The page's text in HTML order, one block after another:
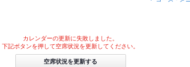
カレンダーの更新に失敗しました。
下記ボタンを押して空席状況を更新してください。
空席状況を更新する